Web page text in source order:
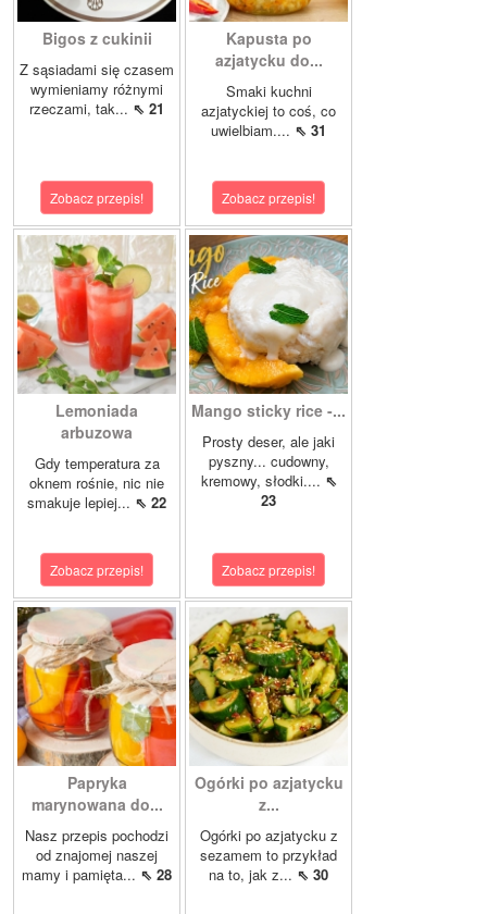
Bigos z cukinii
Z sąsiadami się czasem
wymieniamy różnymi
rzeczami, tak... ⇖ 21
Zobacz przepis!
Kapusta po
azjatycku do...
Smaki kuchni
azjatyckiej to coś, co
uwielbiam.... ⇖ 31
Zobacz przepis!
Lemoniada
arbuzowa
Gdy temperatura za
oknem rośnie, nic nie
smakuje lepiej... ⇖ 22
Zobacz przepis!
Mango sticky rice -...
Prosty deser, ale jaki
pyszny... cudowny,
kremowy, słodki.... ⇖
23
Zobacz przepis!
Papryka
marynowana do...
Nasz przepis pochodzi
od znajomej naszej
mamy i pamięta... ⇖ 28
Ogórki po azjatycku
z...
Ogórki po azjatycku z
sezamem to przykład
na to, jak z... ⇖ 30